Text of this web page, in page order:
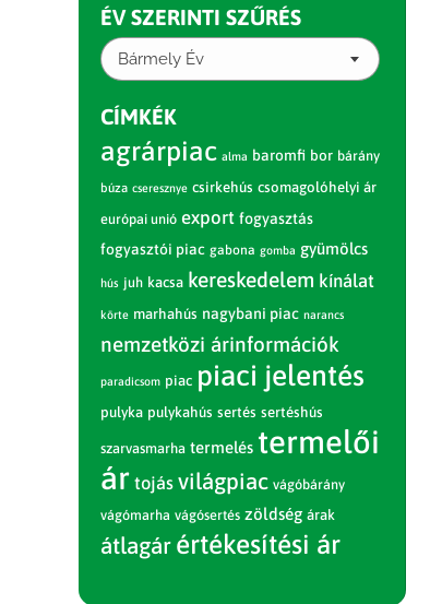
ÉV SZERINTI SZŰRÉS
Bármely Év
CÍMKÉK
agrárpiac alma baromfi bor bárány
búza cseresznye csirkehús csomagolóhelyi ár
európai unió export fogyasztás
fogyasztói piac gabona gomba gyümölcs
hús juh kacsa kereskedelem kínálat
körte marhahús nagybani piac narancs
nemzetközi árinformációk
paradicsom piac piaci jelentés
pulyka pulykahús sertés sertéshús
szarvasmarha termelés termelői
ár tojás világpiac vágóbárány
vágómarha vágósertés zöldség árak
átlagár értékesítési ár